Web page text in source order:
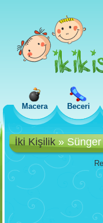
Macera Beceri
İki Kişilik»